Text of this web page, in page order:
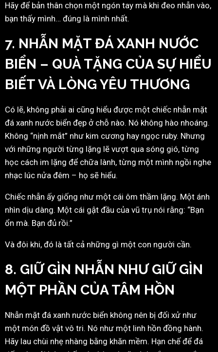
Hãy để bản thân chọn một ngón tay mà khi đeo nhẫn vào,
bạn thấy mình… đúng là mình nhất.
7. NHẪN MẶT ĐÁ XANH NƯỚC
BIỂN – QUÀ TẶNG CỦA SỰ HIỂU
BIẾT VÀ LÒNG YÊU THƯƠNG
Có lẽ, không phải ai cũng hiểu được một chiếc nhẫn mặt
đá xanh nước biển đẹp ở chỗ nào. Nó không hào nhoáng.
Không “nịnh mắt” như kim cương hay ngọc ruby. Nhưng
với những người từng lặng lẽ vượt qua sóng gió, từng
học cách im lặng để chữa lành, từng một mình ngồi nghe
nhạc lúc nửa đêm – họ sẽ hiểu.
Chiếc nhẫn ấy giống như một cái ôm thầm lặng. Một ánh
nhìn dịu dàng. Một cái gật đầu của vũ trụ nói rằng: “Bạn
ổn mà. Bạn đủ rồi.”
Và đôi khi, đó là tất cả những gì một con người cần.
8. GIỮ GÌN NHẪN NHƯ GIỮ GÌN
MỘT PHẦN CỦA TÂM HỒN
Nhẫn mặt đá xanh nước biển không nên bị đối xử như
một món đồ vật vô tri. Nó như một linh hồn đồng hành.
Hãy lau chùi nhẹ nhàng bằng khăn mềm. Hạn chế để đá